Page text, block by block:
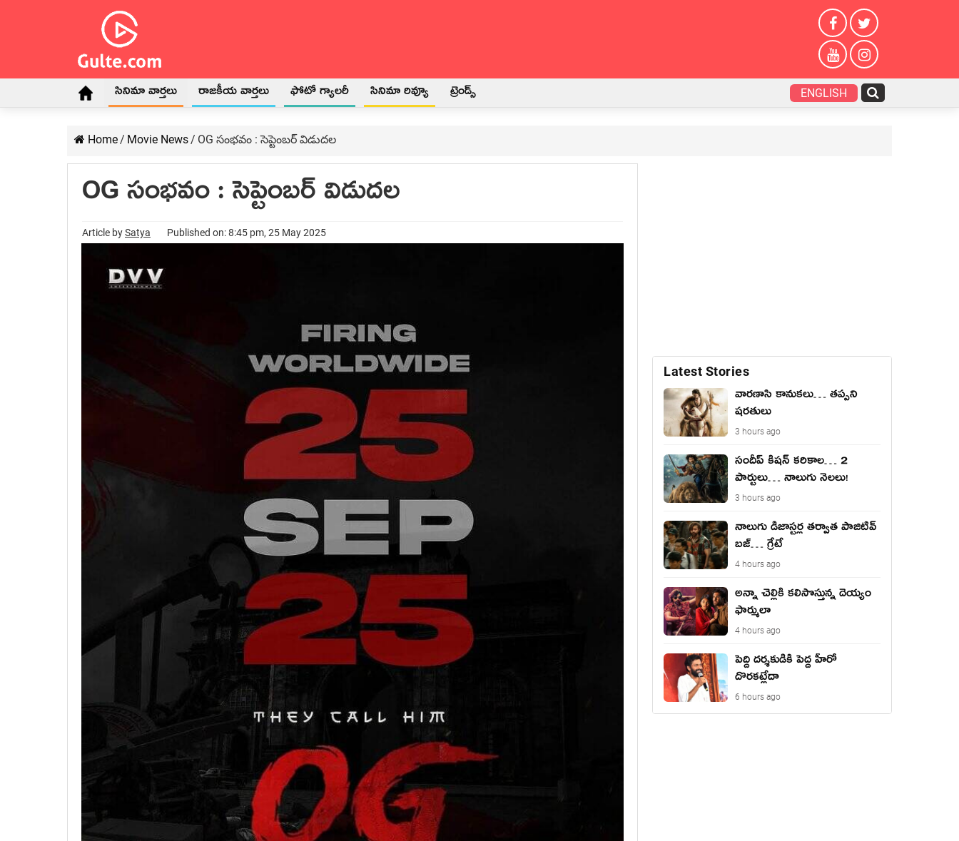
సినిమా వార్తలు రాజకీయ వార్తలు ఫోటో గ్యాలరీ సినిమా రివ్యూ ట్రెండ్స్ ENGLISH
Home/ Movie News/ OG సంభవం : సెప్టెంబర్ విడుదల
OG సంభవం : సెప్టెంబర్ విడుదల
Article bySatya Published on: 8:45 pm, 25 May 2025
Latest Stories
వారణాసి కానుకలు… తప్పని
షరతులు
3 hours ago
సందీప్ కిషన్ కరికాల… 2
పార్టులు… నాలుగు నెలలు!
3 hours ago
నాలుగు డిజాస్ట‌ర్ల త‌ర్వాత పాజిటివ్
బ‌జ్… గ్రేటే
4 hours ago
అన్నా చెల్లికి కలిసొస్తున్న దెయ్యం
ఫార్ములా
4 hours ago
పెద్ది దర్శకుడికి పెద్ద హీరో
దొరకట్లేదా
6 hours ago